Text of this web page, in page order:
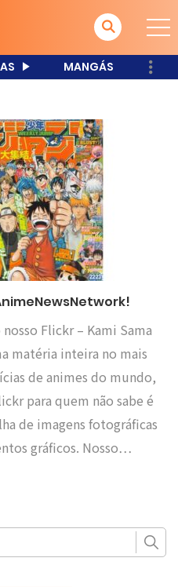
MANGÁS
Flickr – Kami Sama
matéria inteira no mais
de animes do mundo,
para quem não sabe é
de imagens fotográficas
gráficos. Nosso…